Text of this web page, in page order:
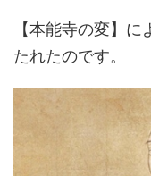
【本能寺の変】
たれたのです。